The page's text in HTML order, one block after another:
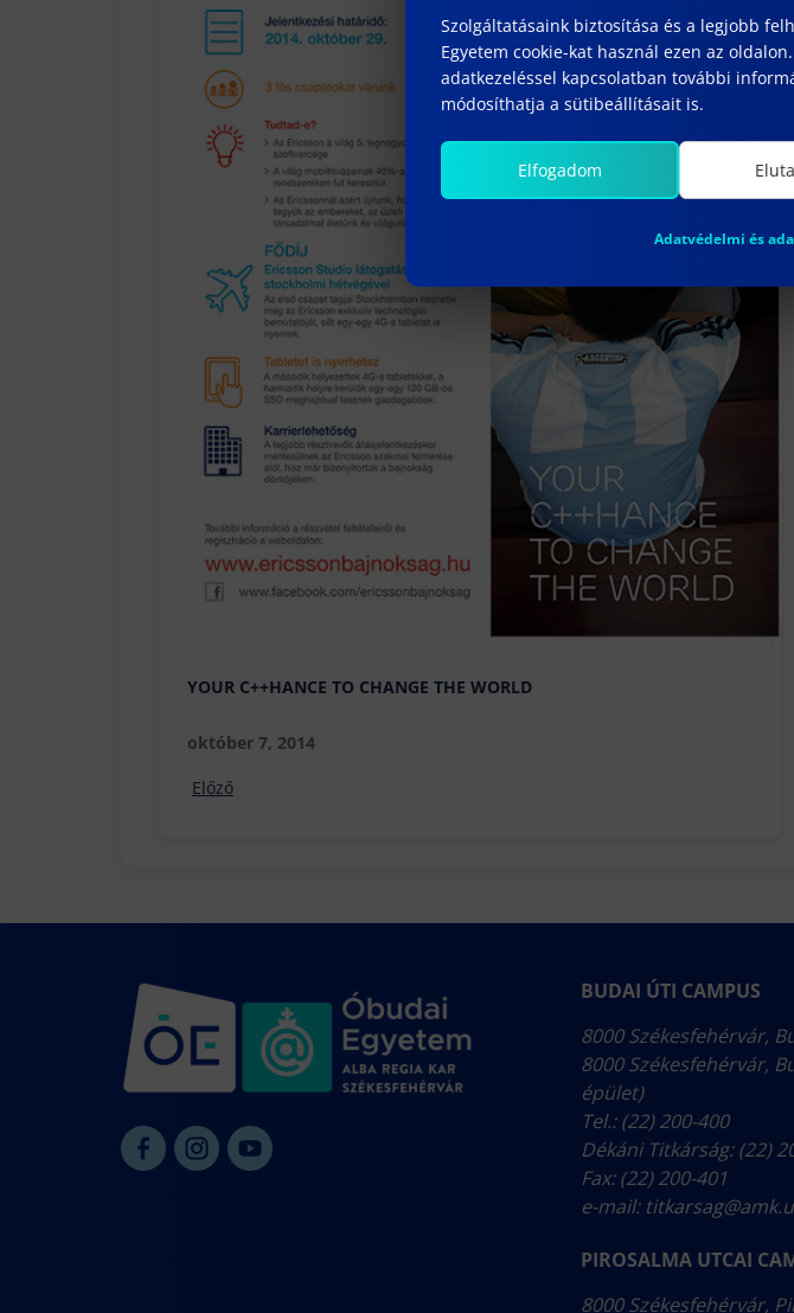
YOUR C++HANCE TO CHANGE THE WORLD
október 7, 2014
Előző
BUDAI ÚTI CAMPUS
8000 Székesfehérvár,
8000 Székesfehérvár,
épület)
Tel.: (22) 200-400
Dékáni Titkárság: (22)
Fax: (22) 200-401
e-mail:
PIROSALMA UTCAI
8000 Székesfehérvár,
Szolgáltatásaink biztosítása és a legjobb
Egyetem cookie-kat használ ezen az
adatkezeléssel kapcsolatban további
módosíthatja a sütibeállításait is.
Elfogadom
Adatvédelmi és